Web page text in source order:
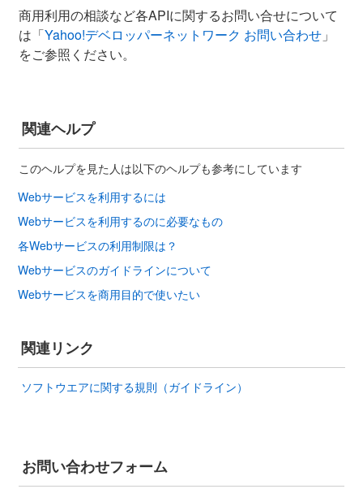
プ
商用利用の相談など各APIに関するお問い合せについて
は「Yahoo!デベロッパーネットワーク お問い合わせ 」
をご参照ください。
関連ヘルプ
このヘルプを見た人は以下のヘルプも参考にしています
Webサービスを利用するには
Webサービスを利用するのに必要なもの
各Webサービスの利用制限は？
Webサービスのガイドラインについて
Webサービスを商用目的で使いたい
関連リンク
ソフトウエアに関する規則（ガイドライン）
お問い合わせフォーム